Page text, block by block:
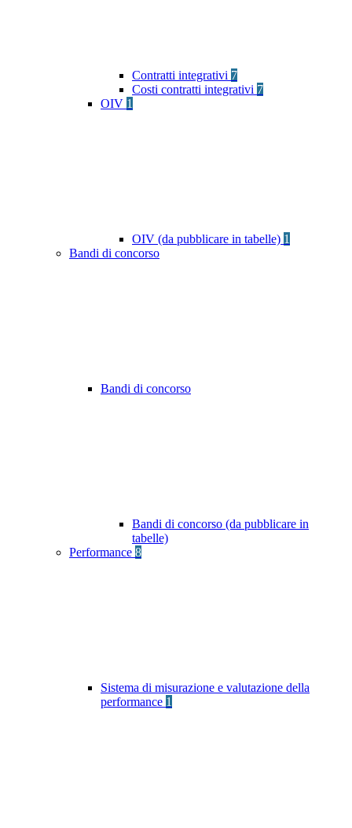
Contratti integrativi 7
Costi contratti integrativi 7
OIV 1
OIV (da pubblicare in tabelle) 1
Bandi di concorso
Bandi di concorso
Bandi di concorso (da pubblicare in
tabelle)
Performance 8
Sistema di misurazione e valutazione della
performance 1